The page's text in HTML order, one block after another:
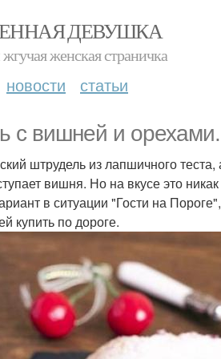
ДЕВУШКА
женская страничка
новости статьи
с вишней и орехами.
штрудель из лапшичного
вишня. Но на вкусе это
в ситуации "Гости на
купить по дороге.